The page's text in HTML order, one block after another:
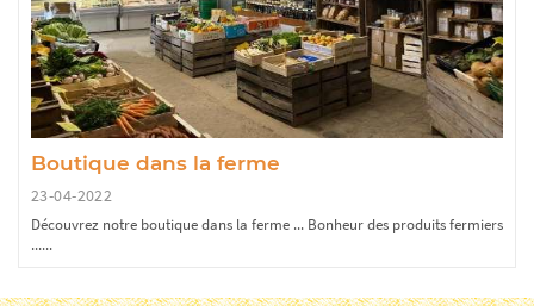
Boutique dans la ferme
23-04-2022
Découvrez notre boutique dans la ferme ... Bonheur des produits fermiers
......